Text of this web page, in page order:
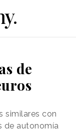
de
similares con
de autonomía